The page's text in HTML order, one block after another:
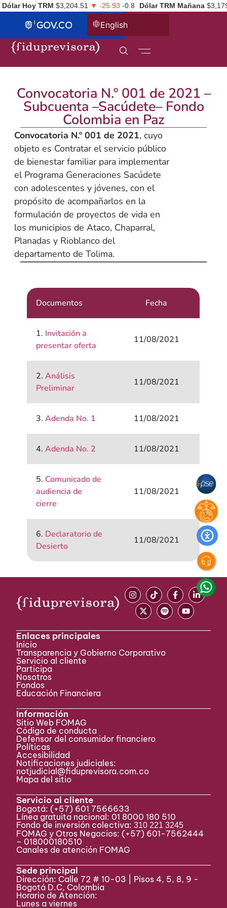
Dólar Hoy TRM $3,204.51 ▼ -25.93 -0.8 Dólar TRM Mañana
English
Convocatoria N.º 001 de 2021 –
Subcuenta –Sacúdete– Fondo
Colombia en Paz
Convocatoria N.º 001 de 2021, cuyo
objeto es Contratar el servicio público
de bienestar familiar para implementar
el Programa Generaciones Sacúdete
con adolescentes y jóvenes, con el
propósito de acompañarlos en la
formulación de proyectos de vida en
los municipios de Ataco, Chaparral,
Planadas y Rioblanco del
departamento de Tolima.
Documentos Fecha
1. Invitación a
presentar oferta
11/08/2021
2.Análisis
Preliminar
11/08/2021
3. Adenda No. 1 11/08/2021
4.Adenda No. 2 11/08/2021
5. Comunicado de
audiencia de
cierre
11/08/2021
6. Declaratorio de
Desierto
11/08/2021
Enlaces principales
Inicio
Transparencia y Gobierno Corporativo
Servicio al cliente
Participa ​
Nosotros
Fondos
Educación Financiera
Información
Sitio Web FOMAG
Código de conducta
Defensor del consumidor financiero
Políticas
Accesibilidad
Notificaciones judiciales:
notjudicial@fiduprevisora.com.co
Mapa del sitio
Servicio al cliente
Bogotá: (+57) 601 7566633
Línea gratuita nacional: 01 8000 180 510
Fondo de inversión colectiva:310 221 3245
FOMAG y Otros Negocios: (+57) 601-7562444
– 018000180510
Canales de atención FOMAG
Sede principal
Dirección: Calle 72 # 10-03 | Pisos 4, 5, 8, 9 -
Bogotá D.C, Colombia
Horario de Atención:
Lunes a viernes